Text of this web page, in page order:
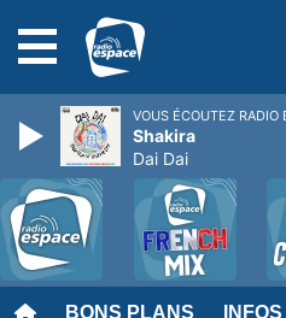
BONS PLANS INFOS
VOUS ÉCOUTEZ RADIO
Shakira
Dai Dai